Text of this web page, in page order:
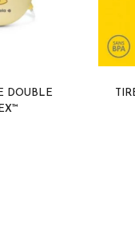
DOUBLE